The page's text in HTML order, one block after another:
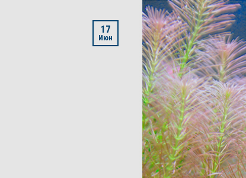
17
Июн